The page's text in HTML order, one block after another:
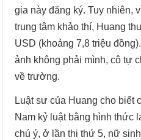
gia này đăng ký. Tuy nhiên,
trung tâm khảo thí, Huang
USD (khoảng 7,8 triệu
ảnh không phải mình, cô tự
về trường.
Luật sư của Huang cho biết
Nam kỷ luật bằng hình thức
chú ý, ở lần thi thứ 5, nữ